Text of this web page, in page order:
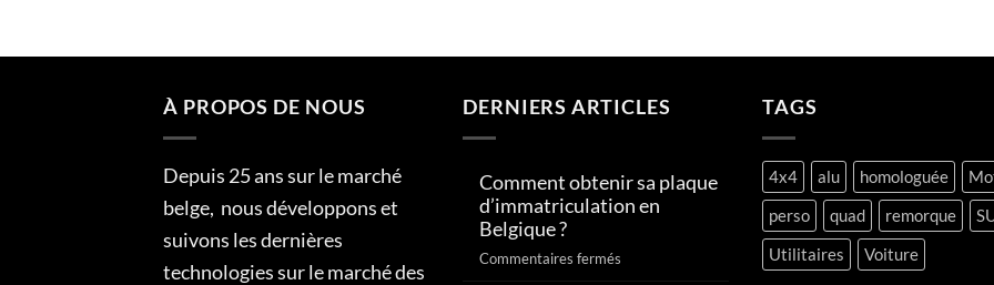
À PROPOS DE NOUS
Depuis 25 ans sur le marché
belge, nous développons et
suivons les dernières
technologies sur le marché des
DERNIERS ARTICLES
Comment obtenir sa plaque
d’immatriculation en
Belgique ?
Commentaires fermés
TAGS
4x4 alu homologuée
perso quad remorque
Utilitaires Voiture